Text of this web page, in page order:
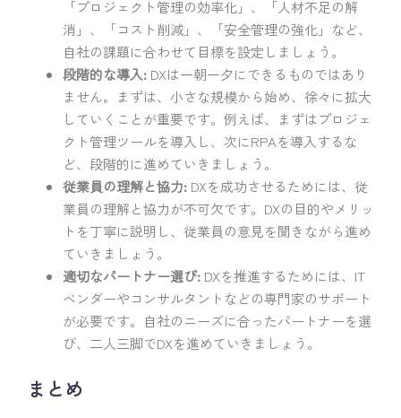
「プロジェクト管理の効率化」、「人材不足の解
消」、「コスト削減」、「安全管理の強化」など、
自社の課題に合わせて目標を設定しましょう。
段階的な導入: DXは一朝一夕にできるものではあり
ません。まずは、小さな規模から始め、徐々に拡大
していくことが重要です。例えば、まずはプロジェ
クト管理ツールを導入し、次にRPAを導入するな
ど、段階的に進めていきましょう。
従業員の理解と協力: DXを成功させるためには、従
業員の理解と協力が不可欠です。DXの目的やメリッ
トを丁寧に説明し、従業員の意見を聞きながら進め
ていきましょう。
適切なパートナー選び: DXを推進するためには、IT
ベンダーやコンサルタントなどの専門家のサポート
が必要です。自社のニーズに合ったパートナーを選
び、二人三脚でDXを進めていきましょう。
まとめ